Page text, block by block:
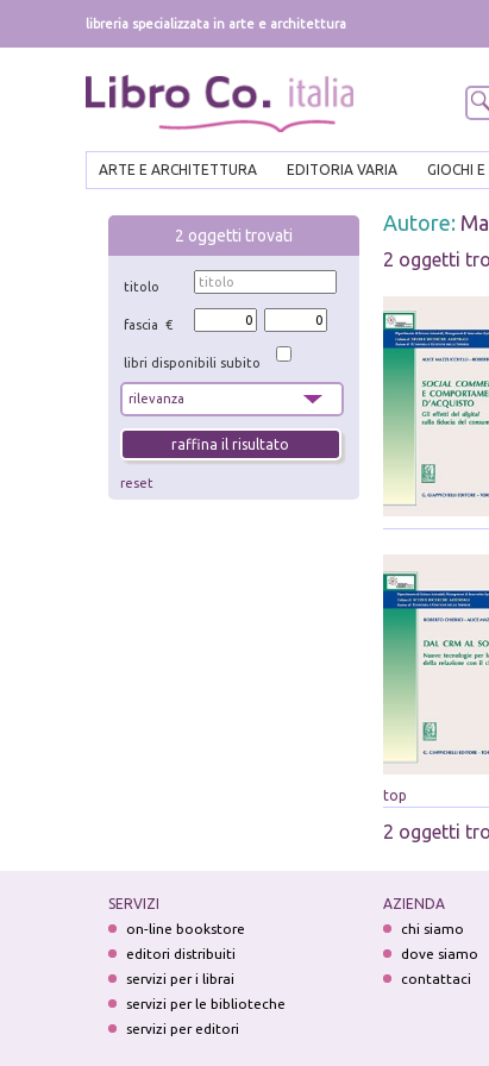
libreria specializzata in arte e architettura
ARTE E ARCHITETTURA EDITORIA VARIA GIOCHI E
2 oggetti trovati
titolo
fascia €
libri disponibili subito
reset
Autore:
2 oggetti
top
2 oggetti
SERVIZI
on-line bookstore
editori distribuiti
servizi per i librai
servizi per le biblioteche
servizi per editori
AZIENDA
chi siamo
dove siamo
contattaci